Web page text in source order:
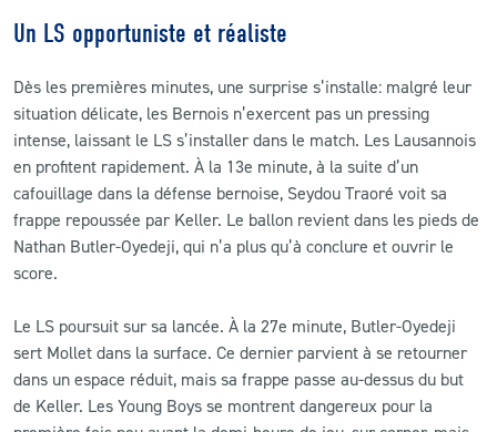
Un LS opportuniste et réaliste
Dès les premières minutes, une surprise s’installe: malgré leur
situation délicate, les Bernois n’exercent pas un pressing
intense, laissant le LS s’installer dans le match. Les Lausannois
en profitent rapidement. À la 13e minute, à la suite d’un
cafouillage dans la défense bernoise, Seydou Traoré voit sa
frappe repoussée par Keller. Le ballon revient dans les pieds de
Nathan Butler-Oyedeji, qui n’a plus qu’à conclure et ouvrir le
score.
Le LS poursuit sur sa lancée. À la 27e minute, Butler-Oyedeji
sert Mollet dans la surface. Ce dernier parvient à se retourner
dans un espace réduit, mais sa frappe passe au-dessus du but
de Keller. Les Young Boys se montrent dangereux pour la